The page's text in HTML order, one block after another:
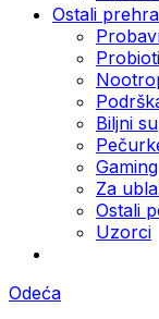
Ostali
Biljni
Gaming
Za
Ostali
Uzorci
Odeća